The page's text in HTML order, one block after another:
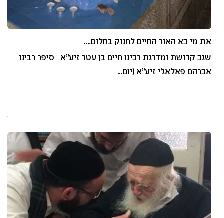
את מי בא האור החיים לחנוק בחלום….
שגב קדושת ומדרגת רבינו חיים בן עטר זיע”א סיפר רבינו
אברהם פאלאג’י זיע”א (יום…